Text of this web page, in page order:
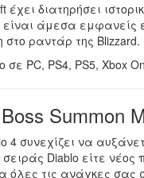
διατηρήσει
είναι άμεσα
στο ραντάρ της Blizzard.
PC, PS4, PS5, Xbox
Summon
συνεχίζει να
Diablo είτε
τις ανάγκες σας